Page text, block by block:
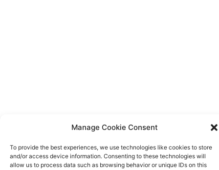
Manage Cookie Consent
To provide the best experiences, we use technologies like cookies to store
and/or access device information. Consenting to these technologies will
allow us to process data such as browsing behavior or unique IDs on this